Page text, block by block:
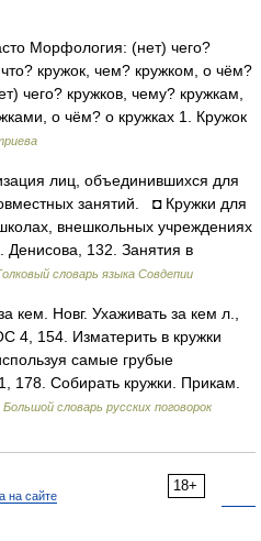
Морфология: (нет) чего?
кружок, чем? кружком, о чём?
чего? кружков, чему? кружкам,
о чём? о кружках 1. Кружок
лиц, объединившихся для
занятий. ◘ Кружки для
внешкольных учреждениях
Денисова, 132. Занятия в
словарь языка Совдепии
кем. Новг. Ухаживать за кем л.,
4, 154. Изматерить в кружки
самые грубые
Собирать кружки. Прикам.
Большой словарь русских поговорок
18+
на сайте